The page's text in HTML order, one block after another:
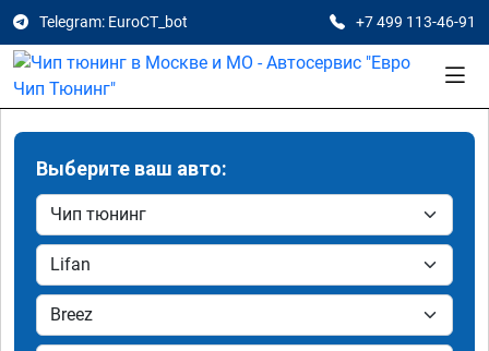
Telegram: EuroCT_bot +7 499 113-46-91
Выберите ваш авто: